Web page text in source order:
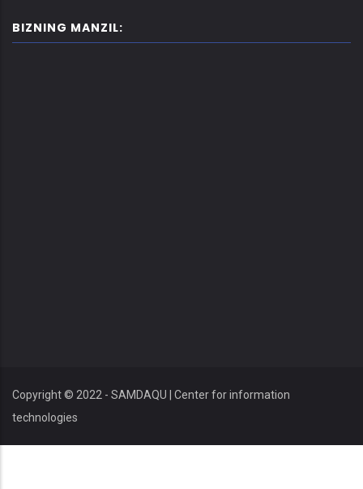
BIZNING MANZIL:
Copyright © 2022 - SAMDAQU | Center for information
technologies